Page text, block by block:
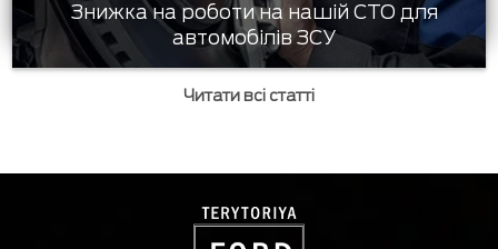
Знижка на роботи на нашій СТО для
автомобілів ЗСУ
Читати всі статті